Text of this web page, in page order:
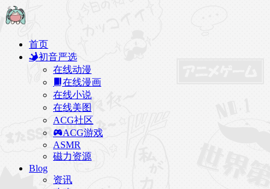
首页
初音严选
在线动漫
在线漫画
在线小说
在线美图
ACG社区
ACG游戏
ASMR
磁力资源
Blog
资讯